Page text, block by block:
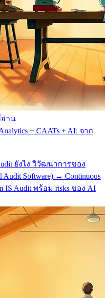
อ่าน
+ CAATs + AI: จาก
ยังไง วิวัฒนาการของ
Audit Software) → Continuous
IS Audit พร้อม risks ของ AI